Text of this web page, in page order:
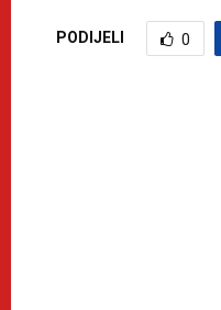
PODIJELI 0